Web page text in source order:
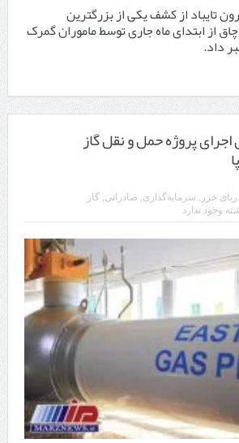
تایباد از کشف یکی از بزرگترین
از ابتدای ماه جاری توسط ماموران گمرک
داد.
پروژه حمل و نقل گاز
خزر سرمایه‌گذاری صادراتی گاز
وجود ندارد